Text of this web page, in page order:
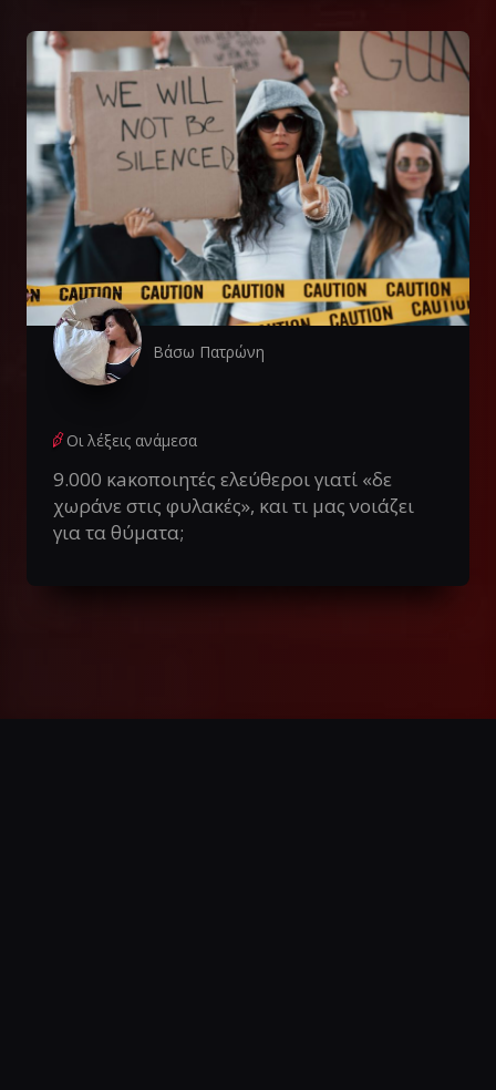
Βάσω Πατρώνη
Οι λέξεις ανάμεσα
9.000 κaκοποιητές ελεύθεροι γιατί «δε
χωράνε στις φυλακές», και τι μας νοιάζει
για τα θύματα;